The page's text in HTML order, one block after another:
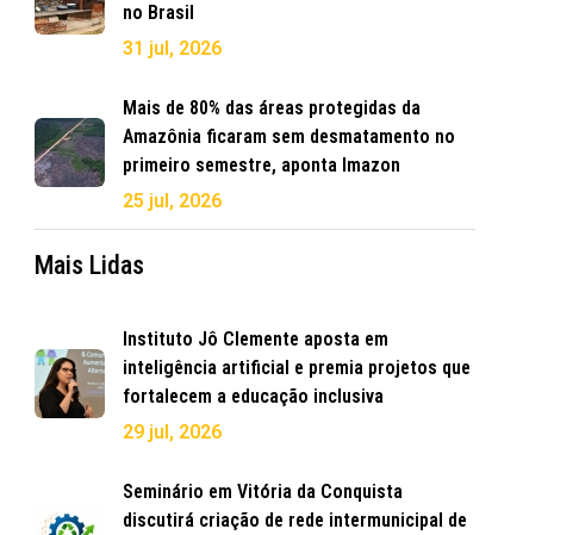
no Brasil
31 jul, 2026
Mais de 80% das áreas protegidas da
Amazônia ficaram sem desmatamento no
primeiro semestre, aponta Imazon
25 jul, 2026
Mais Lidas
Instituto Jô Clemente aposta em
inteligência artificial e premia projetos que
fortalecem a educação inclusiva
29 jul, 2026
Seminário em Vitória da Conquista
discutirá criação de rede intermunicipal de